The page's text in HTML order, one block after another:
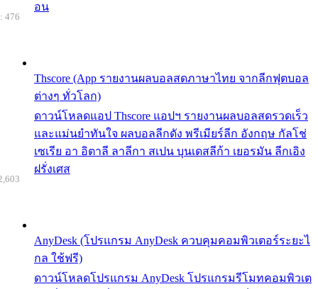
อน
Thscore (App รายงานผลบอลสดภาษาไทย จากลีกฟุตบอล
ต่างๆ ทั่วโลก)
ดาวน์โหลดแอป Thscore แอปฯ รายงานผลบอลสดรวดเร็ว
และแม่นยำทันใจ ผลบอลลีกดัง พรีเมียร์ลีก อังกฤษ กัลโช่
เซเรีย อา อิตาลี ลาลีกา สเปน บุนเดสลีก้า เยอรมัน ลีกเอิง
ฝรั่งเศส
476
AnyDesk (โปรแกรม AnyDesk ควบคุมคอมพิวเตอร์ระยะไ
กล ใช้ฟรี)
ดาวน์โหลดโปรแกรม AnyDesk โปรแกรมรีโมทคอมพิวเต